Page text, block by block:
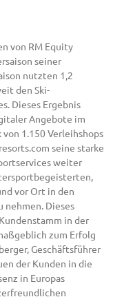
von RM Equity
seiner
nutzten 1,2
den Ski-
Dieses Ergebnis
Angebote im
1.150 Verleihshops
seine starke
weiter
vor Ort in den
nehmen. Dieses
in der
zum Erfolg
Geschäftsführer
der Kunden in die
in Europas